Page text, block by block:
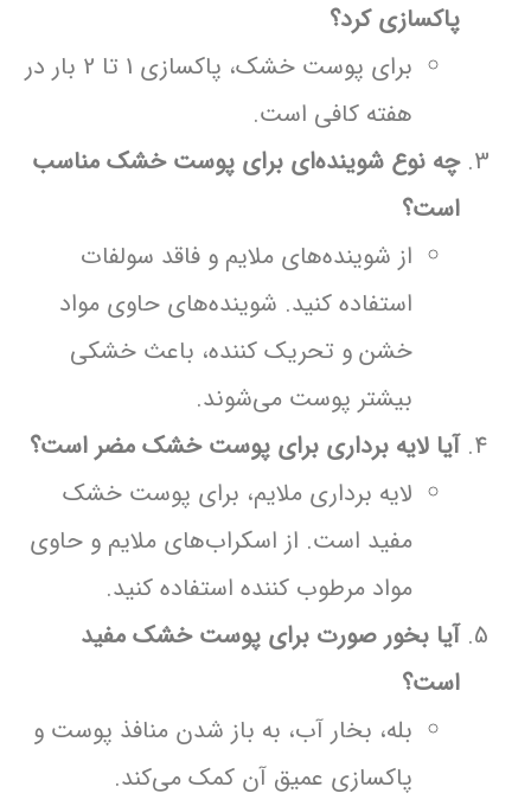
پاکسازی کرد؟
برای پوست خشک، پاکسازی 1 تا 2 بار در
هفته کافی است.
چه نوع شوینده‌ای برای پوست خشک مناسب
است؟
از شوینده‌های ملایم و فاقد سولفات
استفاده کنید. شوینده‌های حاوی مواد
خشن و تحریک کننده، باعث خشکی
بیشتر پوست می‌شوند.
آیا لایه برداری برای پوست خشک مضر است؟
لایه برداری ملایم، برای پوست خشک
مفید است. از اسکراب‌های ملایم و حاوی
مواد مرطوب کننده استفاده کنید.
آیا بخور صورت برای پوست خشک مفید
است؟
بله، بخار آب، به باز شدن منافذ پوست و
پاکسازی عمیق آن کمک می‌کند.